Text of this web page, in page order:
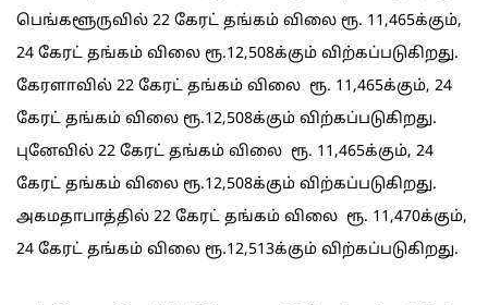
பெங்களூருவில் 22 கேரட் தங்கம் விலை ரூ. 11,465க்கும்,
24 கேரட் தங்கம் விலை ரூ.12,508க்கும் விற்கப்படுகிறது.
கேரளாவில் 22 கேரட் தங்கம் விலை ரூ. 11,465க்கும், 24
கேரட் தங்கம் விலை ரூ.12,508க்கும் விற்கப்படுகிறது.
புனேவில் 22 கேரட் தங்கம் விலை ரூ. 11,465க்கும், 24
கேரட் தங்கம் விலை ரூ.12,508க்கும் விற்கப்படுகிறது.
அகமதாபாத்தில் 22 கேரட் தங்கம் விலை ரூ. 11,470க்கும்,
24 கேரட் தங்கம் விலை ரூ.12,513க்கும் விற்கப்படுகிறது.